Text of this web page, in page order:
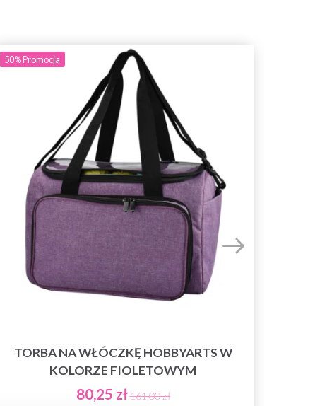
50%Promocja
TORBA NA WŁÓCZKĘ HOBBYARTS W
KOLORZE FIOLETOWYM
80,25 zł161,00 zł